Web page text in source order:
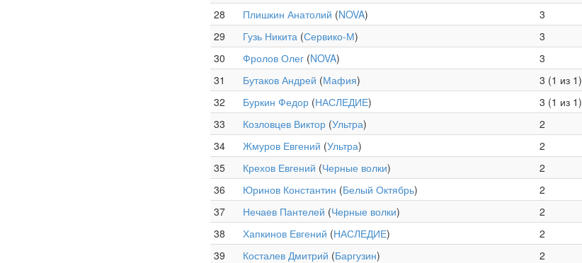
28
Плишкин Анатолий (NOVA) 3
29
Гузь Никита (Сервико-М) 3
30
Фролов Олег (NOVA) 3
31
Бутаков Андрей (Мафия) 3 (1 из 1)
32
Буркин Федор (НАСЛЕДИЕ) 3 (1 из 1)
33
Козловцев Виктор (Ультра) 2
34
Жмуров Евгений (Ультра) 2
35
Крехов Евгений (Черные волки) 2
36
Юринов Константин (Белый Октябрь) 2
37
Нечаев Пантелей (Черные волки) 2
38
Хапкинов Евгений (НАСЛЕДИЕ) 2
39
Косталев Дмитрий (Баргузин) 2